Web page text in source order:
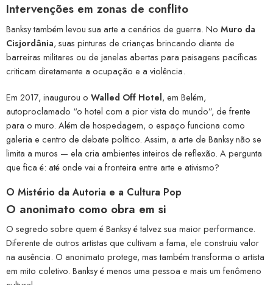
Intervenções em zonas de conflito
Banksy também levou sua arte a cenários de guerra. No Muro da
Cisjordânia, suas pinturas de crianças brincando diante de
barreiras militares ou de janelas abertas para paisagens pacíficas
criticam diretamente a ocupação e a violência.
Em 2017, inaugurou o Walled Off Hotel, em Belém,
autoproclamado “o hotel com a pior vista do mundo”, de frente
para o muro. Além de hospedagem, o espaço funciona como
galeria e centro de debate político. Assim, a arte de Banksy não se
limita a muros — ela cria ambientes inteiros de reflexão. A pergunta
que fica é: até onde vai a fronteira entre arte e ativismo?
O Mistério da Autoria e a Cultura Pop
O anonimato como obra em si
O segredo sobre quem é Banksy é talvez sua maior performance.
Diferente de outros artistas que cultivam a fama, ele construiu valor
na ausência. O anonimato protege, mas também transforma o artista
em mito coletivo. Banksy é menos uma pessoa e mais um fenômeno